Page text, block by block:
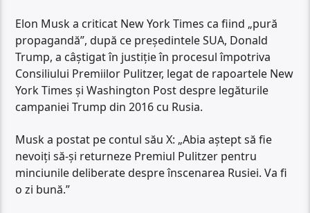
Elon Musk a criticat New York Times ca fiind „pură
propagandă”, după ce președintele SUA, Donald
Trump, a câștigat în justiție în procesul împotriva
Consiliului Premiilor Pulitzer, legat de rapoartele New
York Times și Washington Post despre legăturile
campaniei Trump din 2016 cu Rusia.
Musk a postat pe contul său X: „Abia aștept să fie
nevoiți să-și returneze Premiul Pulitzer pentru
minciunile deliberate despre înscenarea Rusiei. Va fi
o zi bună.”